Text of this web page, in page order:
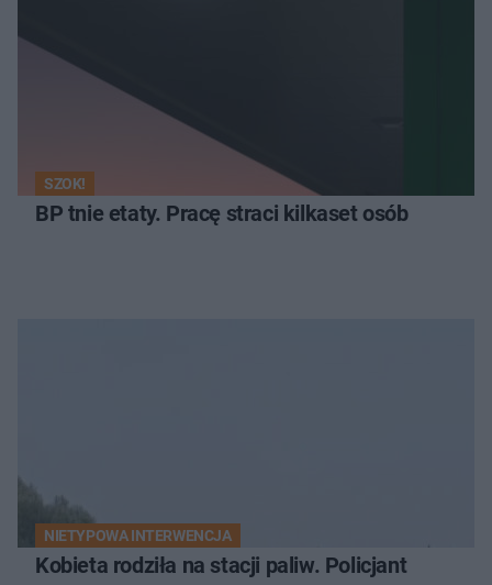
SZOK!
BP tnie etaty. Pracę straci kilkaset osób
NIETYPOWA INTERWENCJA
Kobieta rodziła na stacji paliw. Policjant